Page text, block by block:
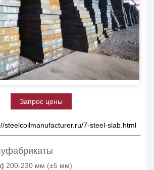
Запрос цены
steelcoilmanufacturer.ru/7-steel-slab.html
200-230 мм (±5 мм)